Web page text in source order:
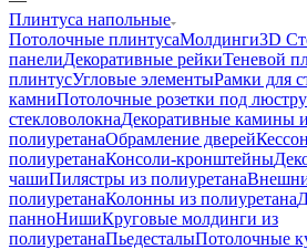
Плинтуса напольные
Потолочные плинтусаМолдинги3D
панелиДекоративные рейкиТеневой
плинтусУгловые элементыРамки для
камниПотолочные розетки под люстру
стекловолокнаДекоративные камины
полиуретанаОбрамление дверей
полиуретанаКонсоли-кронштейны
чашиПилястры из полиуретана
полиуретанаКолонны из полиуретана
панноНишиКруговые молдинги из
полиуретанаПьедесталыПотолочные